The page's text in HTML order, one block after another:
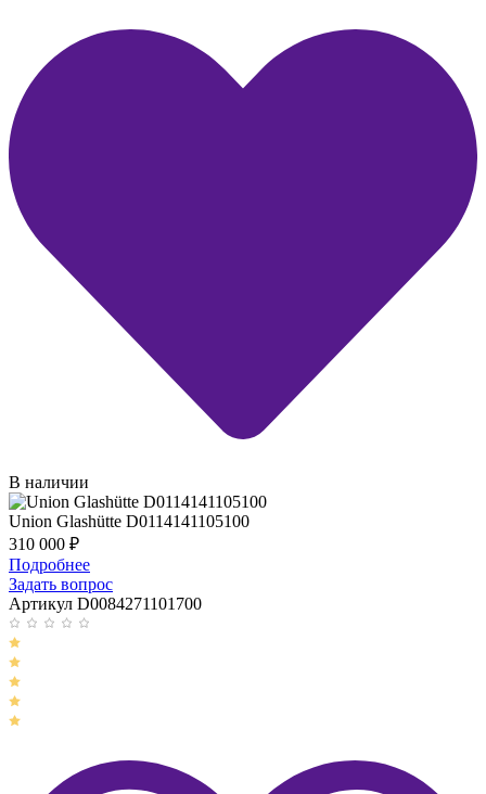
В наличии
Union Glashütte D0114141105100
310 000 ₽
Подробнее
Задать вопрос
Артикул D0084271101700